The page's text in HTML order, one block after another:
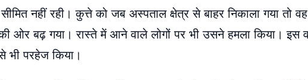
नहीं रही। कुत्ते को जब अस्पताल क्षेत्र से बाहर निकाला गया तो
ओर बढ़ गया। रास्ते में आने वाले लोगों पर भी उसने हमला किया। इस
भी परहेज किया।